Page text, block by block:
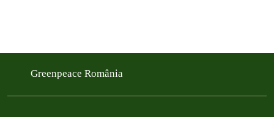
Greenpeace România